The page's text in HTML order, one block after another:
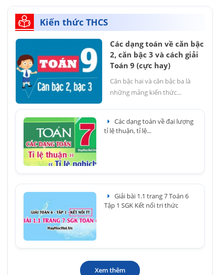
Kiến thức THCS
Các dạng toán về căn bậc
2, căn bậc 3 và cách giải
Toán 9 (cực hay)
Căn bậc hai và căn bậc ba là
những mảng kiến thức...
Các dạng toán về đại lượng
tỉ lệ thuận, tỉ lệ...
Giải bài 1.1 trang 7 Toán 6
Tập 1 SGK Kết nối tri thức
Xem thêm